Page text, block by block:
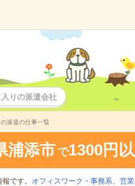
りの派遣会社
派遣の仕事一覧
浦添市 で1300円
です。 オフィスワーク・事務系、 営